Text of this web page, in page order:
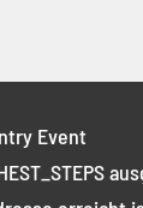
Event